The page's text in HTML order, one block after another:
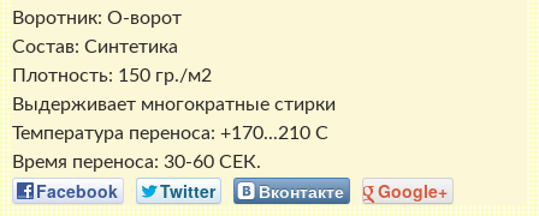
Воротник: О-ворот
Состав: Синтетика
Плотность: 150 гр./м2
Выдерживает многократные стирки
Температура переноса: +170...210 С
Время переноса: 30-60 СЕК.
Facebook Twitter Вконтакте Google+